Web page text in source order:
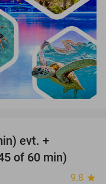
evt. +
of 60 min)
9.8 star